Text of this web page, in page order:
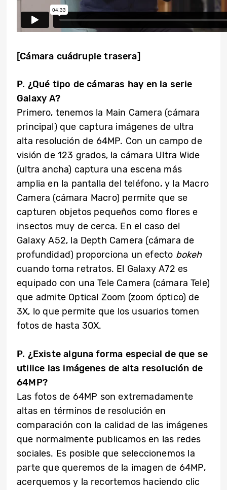
[Cámara cuádruple trasera]
P. ¿Qué tipo de cámaras hay en la serie
Galaxy A?
Primero, tenemos la Main Camera (cámara
principal) que captura imágenes de ultra
alta resolución de 64MP. Con un campo de
visión de 123 grados, la cámara Ultra Wide
(ultra ancha) captura una escena más
amplia en la pantalla del teléfono, y la Macro
Camera (cámara Macro) permite que se
capturen objetos pequeños como flores e
insectos muy de cerca. En el caso del
Galaxy A52, la Depth Camera (cámara de
profundidad) proporciona un efecto bokeh
cuando toma retratos. El Galaxy A72 es
equipado con una Tele Camera (cámara Tele)
que admite Optical Zoom (zoom óptico) de
3X, lo que permite que los usuarios tomen
fotos de hasta 30X.
P. ¿Existe alguna forma especial de que se
utilice las imágenes de alta resolución de
64MP?
Las fotos de 64MP son extremadamente
altas en términos de resolución en
comparación con la calidad de las imágenes
que normalmente publicamos en las redes
sociales. Es posible que seleccionemos la
parte que queremos de la imagen de 64MP,
acerquemos y la recortemos haciendo clic